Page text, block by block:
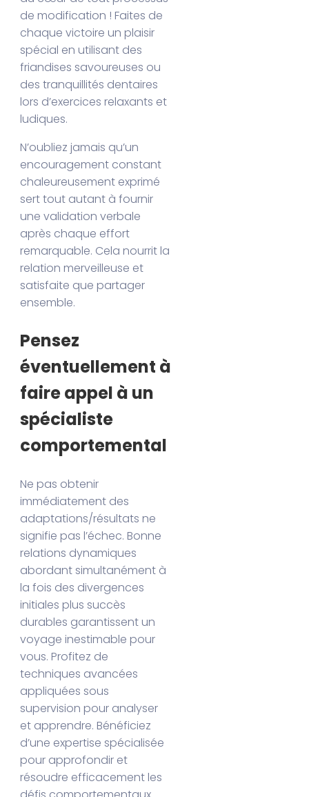
de modification ! Faites de
chaque victoire un plaisir
spécial en utilisant des
friandises savoureuses ou
des tranquillités dentaires
lors d’exercices relaxants et
ludiques.
N’oubliez jamais qu’un
encouragement constant
chaleureusement exprimé
sert tout autant à fournir
une validation verbale
après chaque effort
remarquable. Cela nourrit la
relation merveilleuse et
satisfaite que partager
ensemble.
Pensez
éventuellement à
faire appel à un
spécialiste
comportemental
Ne pas obtenir
immédiatement des
adaptations/résultats ne
signifie pas l’échec. Bonne
relations dynamiques
abordant simultanément à
la fois des divergences
initiales plus succès
durables garantissent un
voyage inestimable pour
vous. Profitez de
techniques avancées
appliquées sous
supervision pour analyser
et apprendre. Bénéficiez
d’une expertise spécialisée
pour approfondir et
résoudre efficacement les